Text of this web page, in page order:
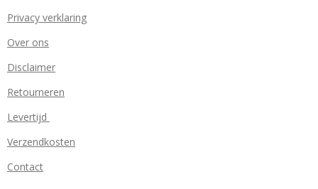
Privacy verklaring
Over ons
Disclaimer
Retourneren
Levertijd
Verzendkosten
Contact